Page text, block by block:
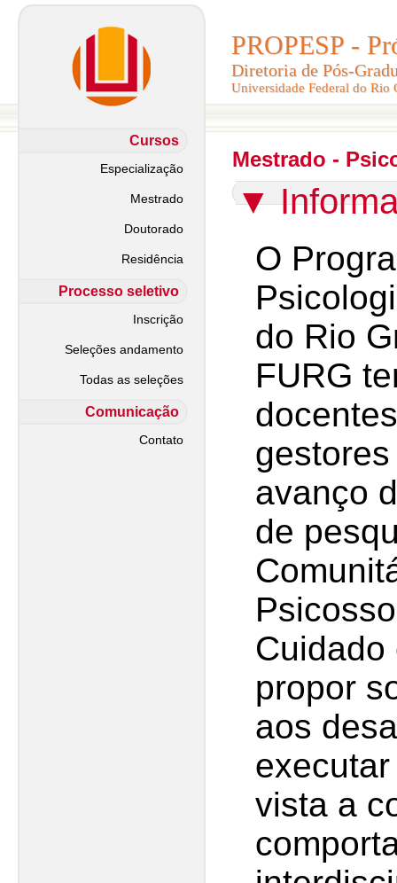
PROPESP -
Diretoria de Pós-
Universidade Federal do Rio
PROPESP -
Diretoria de Pós-
Universidade Federal do Rio
Cursos
Especialização
Mestrado
Doutorado
Residência
Processo seletivo
Inscrição
Seleções andamento
Todas as seleções
Comunicação
Contato
Mestrado -
▼
O
do Rio
FURG
avanço
de
Cuidado
propor
aos
vista a